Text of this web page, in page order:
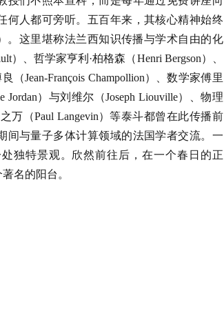
何人都可旁听。五百年来，其核心精神始终
。这里堪称法兰西知识传播与学术自由的化
）、哲学家亨利·柏格森（Henri Bergson）、
（Jean-François Champollion）、数学家傅里
Jordan）与刘维尔（Joseph Liouville）、物理
万（Paul Langevin）等泰斗都曾在此传播前
间与量子多体计算领域的法国学者交流。一
独特景观。欣然前往后，在一个春日的正
名的阳台。